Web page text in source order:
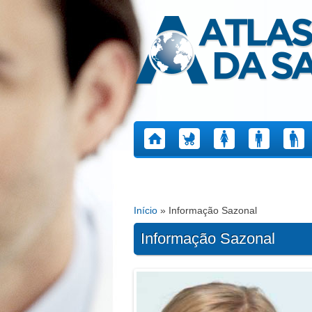
Atlas da Saúde
Está aqui
Início » Informação Sazonal
Informação Sazonal